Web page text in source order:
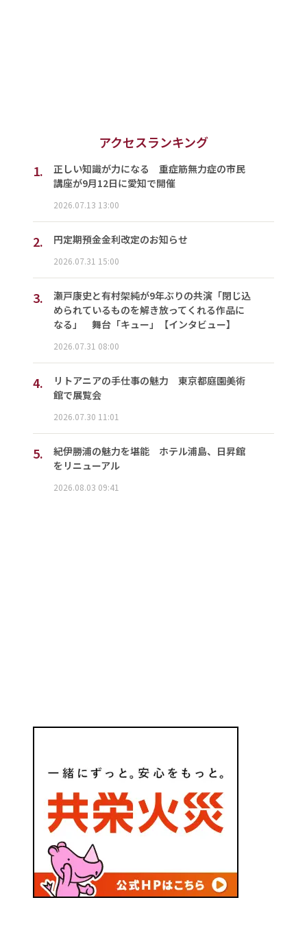
アクセスランキング
1.
正しい知識が力になる 重症筋無力症の市民
講座が9月12日に愛知で開催
2026.07.13 13:00
2. 円定期預金金利改定のお知らせ
2026.07.31 15:00
3.
瀬戸康史と有村架純が9年ぶりの共演「閉じ込
められているものを解き放ってくれる作品に
なる」 舞台「キュー」【インタビュー】
2026.07.31 08:00
4.
リトアニアの手仕事の魅力 東京都庭園美術
館で展覧会
2026.07.30 11:01
5.
紀伊勝浦の魅力を堪能 ホテル浦島、日昇館
をリニューアル
2026.08.03 09:41